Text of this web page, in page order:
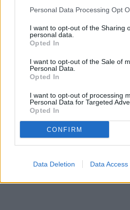
Personal Data Processing Opt
I want to opt-out of the Sharing
personal data.
Opted In
I want to opt-out of the Sale of
Personal Data.
Opted In
I want to opt-out of processing
Personal Data for Targeted
Opted In
CONFIRM
Data Deletion Data Access